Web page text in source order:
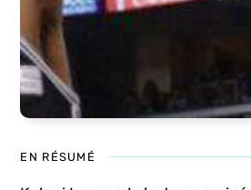
EN RÉSUMÉ